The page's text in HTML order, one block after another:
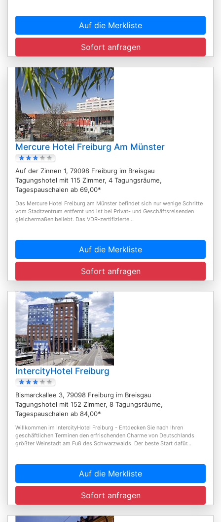
Auf die Merkliste
Sofort anfragen
Mercure Hotel Freiburg Am Münster
Auf der Zinnen 1, 79098 Freiburg im Breisgau
Tagungshotel mit 115 Zimmer, 4 Tagungsräume,
Tagespauschalen ab 69,00*
Das Mercure Hotel Freiburg am Münster befindet sich nur wenige Schritte
vom Stadtzentrum entfernt und ist bei Privat- und Geschäftsreisenden
gleichermaßen beliebt. Das VDR-zertifizierte...
Auf die Merkliste
Sofort anfragen
IntercityHotel Freiburg
Bismarckallee 3, 79098 Freiburg im Breisgau
Tagungshotel mit 152 Zimmer, 8 Tagungsräume,
Tagespauschalen ab 84,00*
Willkommen im IntercityHotel Freiburg - Entdecken Sie nach Ihren
geschäftlichen Terminen den erfrischenden Charme von Deutschlands
größter Weinstadt am Fuß des Schwarzwalds. Der beste Start dafür...
Auf die Merkliste
Sofort anfragen